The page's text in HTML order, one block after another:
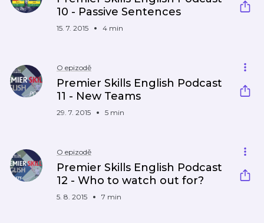
10 - Passive Sentences
15. 7. 2015 4 min
O epizodě
Premier Skills English Podcast
11 - New Teams
29. 7. 2015 5 min
O epizodě
Premier Skills English Podcast
12 - Who to watch out for?
5. 8. 2015 7 min